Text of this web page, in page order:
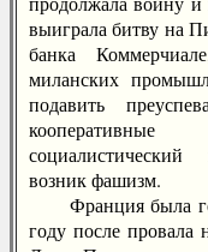
выиграла битву на
банка
миланских
подавить
возник фашизм.
Франция была
году после